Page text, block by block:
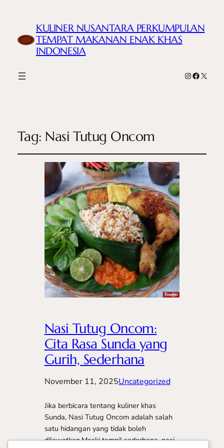
KULINER NUSANTARA PERKUMPULAN
TEMPAT MAKANAN ENAK KHAS
INDONESIA
Instagram
X
Tag: Nasi Tutug Oncom
Nasi Tutug Oncom:
Cita Rasa Sunda yang
Gurih, Sederhana
November 11, 2025Uncategorized
Jika berbicara tentang kuliner khas
Sunda, Nasi Tutug Oncom adalah salah
satu hidangan yang tidak boleh
dilewatkan.Meski tampil sederhana, nasi